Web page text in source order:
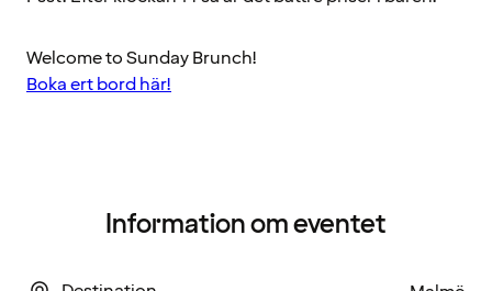
Welcome to Sunday Brunch!
Boka ert bord här!
Information om eventet